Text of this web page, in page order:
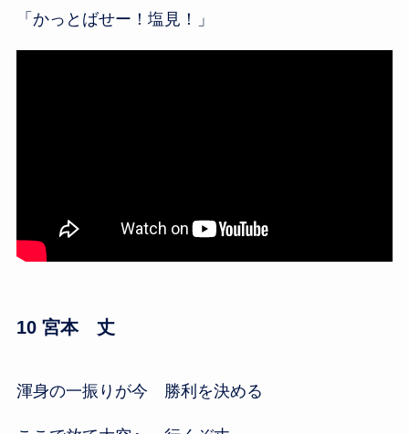
「かっとばせー！塩見！」
10 宮本 丈
渾身の一振りが今 勝利を決める